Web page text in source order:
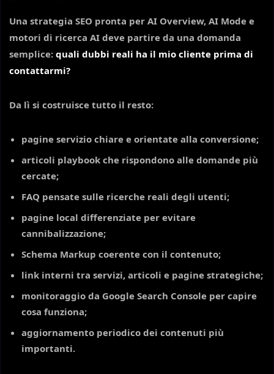
Una strategia SEO pronta per AI Overview, AI Mode e
motori di ricerca AI deve partire da una domanda
semplice: quali dubbi reali ha il mio cliente prima di
contattarmi?
Da lì si costruisce tutto il resto:
pagine servizio chiare e orientate alla conversione;
articoli playbook che rispondono alle domande più
cercate;
FAQ pensate sulle ricerche reali degli utenti;
pagine local differenziate per evitare
cannibalizzazione;
Schema Markup coerente con il contenuto;
link interni tra servizi, articoli e pagine strategiche;
monitoraggio da Google Search Console per capire
cosa funziona;
aggiornamento periodico dei contenuti più
importanti.